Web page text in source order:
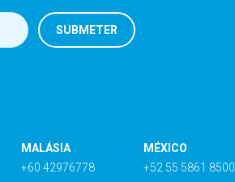
MALÁSIA
+60 42976778
MÉXICO
+52 55 5861 8500